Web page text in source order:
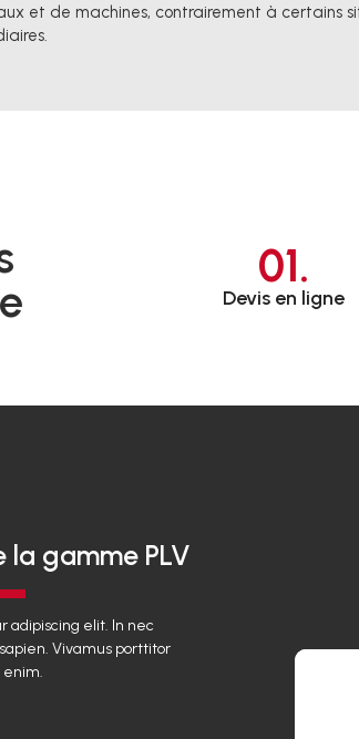
et de machines, contrairement à certains
01.
Devis en ligne
la gamme PLV
adipiscing elit. In nec
Vivamus porttitor
enim.